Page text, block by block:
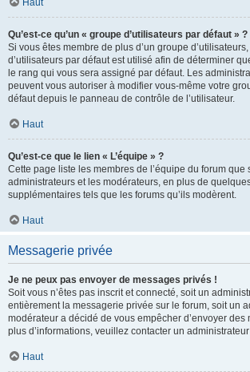
Haut
Qu’est-ce qu’un « groupe d’utilisateurs par défaut » ?
Si vous êtes membre de plus d’un groupe
d’utilisateurs par défaut est utilisé afin de déterminer
le rang qui vous sera assigné par défaut. Les
peuvent vous autoriser à modifier vous-même votre
défaut depuis le panneau de contrôle de l’utilisateur.
Haut
Qu’est-ce que le lien « L’équipe » ?
Cette page liste les membres de l’équipe du forum que
administrateurs et les modérateurs, en plus de
supplémentaires tels que les forums qu’ils modèrent.
Haut
Messagerie privée
Je ne peux pas envoyer de messages privés !
Soit vous n’êtes pas inscrit et connecté, soit un
entièrement la messagerie privée sur le forum, soit un
modérateur a décidé de vous empêcher d’envoyer des
plus d’informations, veuillez contacter un
Haut